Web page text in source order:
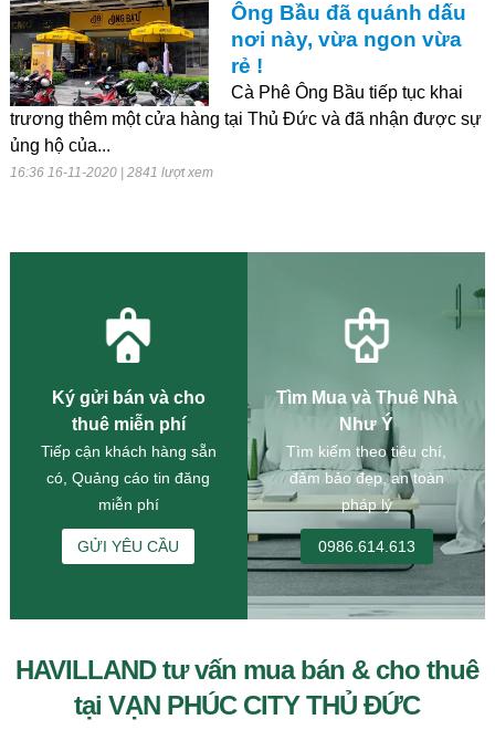
Ông Bầu đã quánh dấu
nơi này, vừa ngon vừa
rẻ !
Cà Phê Ông Bầu tiếp tục khai
trương thêm một cửa hàng tại Thủ Đức và đã nhận được sự
ủng hộ của...
16:36 16-11-2020 | 2841 lượt xem
Ký gửi bán và cho
thuê miễn phí
Tiếp cận khách hàng sẵn
có, Quảng cáo tin đăng
miễn phí
GỬI YÊU CẦU
Tìm Mua và Thuê Nhà
Như Ý
Tìm kiếm theo tiêu chí,
đảm bảo đẹp, an toàn
pháp lý
0986.614.613
HAVILLAND tư vấn mua bán & cho thuê
tại VẠN PHÚC CITY THỦ ĐỨC